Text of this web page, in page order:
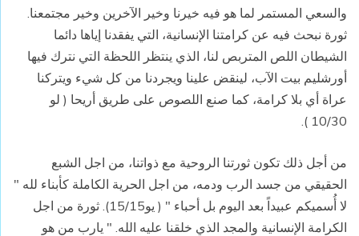
والسعي المستمر لما هو فيه خيرنا وخير الآخرين وخير مجتمعنا.
ثورة نبحث فيه عن كرامتنا الإنسانية، التي يفقدنا إياها دائما
الشيطان اللص المتربص لنا، الذي ينتظر اللحظة التي نترك فيها
أورشليم بيت الآب، لينقض علينا ويجردنا من كل شيء ويتركنا
عراة أي بلا كرامة، كما صنع اللصوص على طريق أريحا ( لو
10/30 ).
من أجل ذلك تكون ثورتنا الروحية مع ذواتنا، من اجل الشبع
الحقيقي من جسد الرب ودمه، من اجل الحرية الكاملة كأبناء لله "
لا أُسميكم عبيداً بعد اليوم بل أحباء " ( يو15/15). ثورة من اجل
الكرامة الإنسانية والمجد الذي خلقنا عليه الله. " يارب من هو